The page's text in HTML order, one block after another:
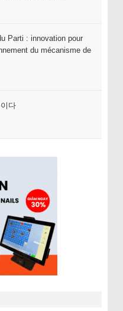
Parti : innovation pour
du mécanisme de
다